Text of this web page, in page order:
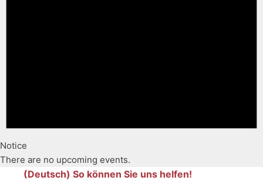
Notice
There are no upcoming events.
(Deutsch) So können Sie uns helfen!